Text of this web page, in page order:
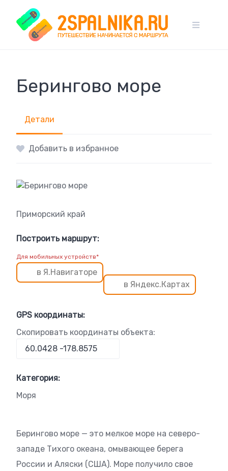
content
Берингово море
Детали
Добавить в избранное
Приморский край
Построить маршрут:
Для мобильных устройств*
в Я.Навигаторе
в Яндекс.Картах
GPS координаты:
Скопировать координаты объекта:
Категория:
Моря
Берингово море — это мелкое море на северо-
западе Тихого океана, омывающее берега
России и Аляски (США). Море получило свое